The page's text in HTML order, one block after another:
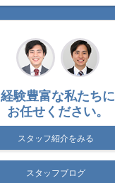
経験豊富な私たちに
お任せください。
スタッフ紹介をみる
スタッフブログ